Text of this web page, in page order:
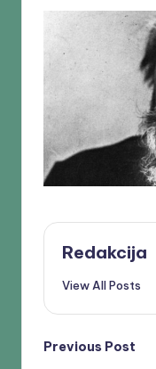
Redakcija
View All Posts
Previous Post